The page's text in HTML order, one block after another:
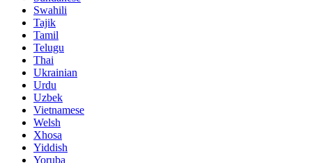
Swahili
Tajik
Tamil
Telugu
Thai
Ukrainian
Urdu
Uzbek
Vietnamese
Welsh
Xhosa
Yiddish
Yoruba